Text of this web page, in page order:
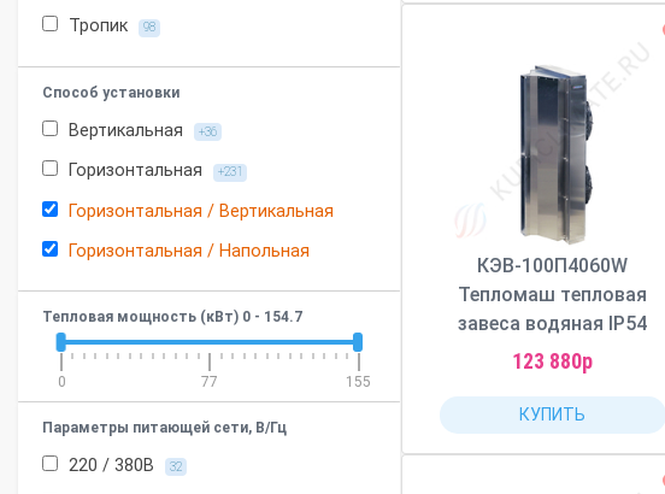
Тропик 98
Способ установки
Вертикальная +36
Горизонтальная +231
Горизонтальная / Вертикальная
Горизонтальная / Напольная
Тепловая мощность (кВт) 0 - 154.7
0 77 155
Параметры питающей сети, В/Гц
220 / 380В 32
КЭВ-100П4060W
Тепломаш тепловая
завеса водяная IP54
123 880р
КУПИТЬ